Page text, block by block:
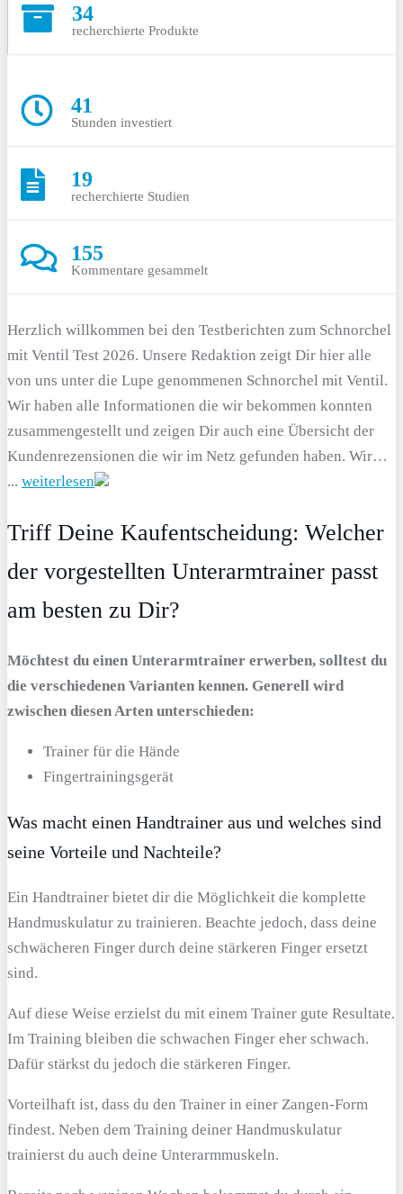
34
recherchierte Produkte
41
Stunden investiert
19
recherchierte Studien
155
Kommentare gesammelt
Herzlich willkommen bei den Testberichten zum Schnorchel
mit Ventil Test 2026. Unsere Redaktion zeigt Dir hier alle
von uns unter die Lupe genommenen Schnorchel mit Ventil.
Wir haben alle Informationen die wir bekommen konnten
zusammengestellt und zeigen Dir auch eine Übersicht der
Kundenrezensionen die wir im Netz gefunden haben. Wir…
... weiterlesen
Triff Deine Kaufentscheidung: Welcher
der vorgestellten Unterarmtrainer passt
am besten zu Dir?
Möchtest du einen Unterarmtrainer erwerben, solltest du
die verschiedenen Varianten kennen. Generell wird
zwischen diesen Arten unterschieden:
Trainer für die Hände
Fingertrainingsgerät
Was macht einen Handtrainer aus und welches sind
seine Vorteile und Nachteile?
Ein Handtrainer bietet dir die Möglichkeit die komplette
Handmuskulatur zu trainieren. Beachte jedoch, dass deine
schwächeren Finger durch deine stärkeren Finger ersetzt
sind.
Auf diese Weise erzielst du mit einem Trainer gute Resultate.
Im Training bleiben die schwachen Finger eher schwach.
Dafür stärkst du jedoch die stärkeren Finger.
Vorteilhaft ist, dass du den Trainer in einer Zangen-Form
findest. Neben dem Training deiner Handmuskulatur
trainierst du auch deine Unterarmmuskeln.